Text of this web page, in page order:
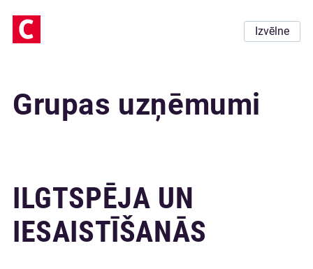
Izvēlne
Grupas uzņēmumi
ILGTSPĒJA UN
IESAISTĪŠANĀS